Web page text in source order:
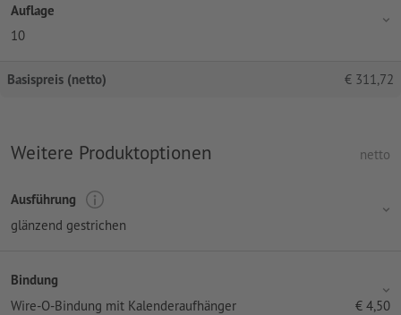
Auflage
10
Basispreis (netto) € 311,72
Weitere Produktoptionen netto
Ausführung
glänzend gestrichen
Bindung
Wire-O-Bindung mit Kalenderaufhänger
€ 4,50